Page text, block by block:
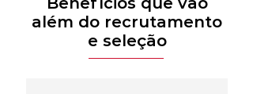
além do recrutamento
e seleção